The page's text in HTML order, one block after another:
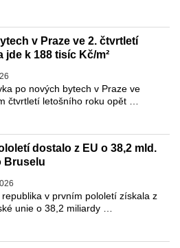
v Praze ve 2. čtvrtletí
jde k 188 tisíc Kč/m²
po nových bytech v Praze ve
čtvrtletí letošního roku opět …
dostalo z EU o 38,2 mld.
Bruselu
republika v prvním pololetí získala z
unie o 38,2 miliardy …